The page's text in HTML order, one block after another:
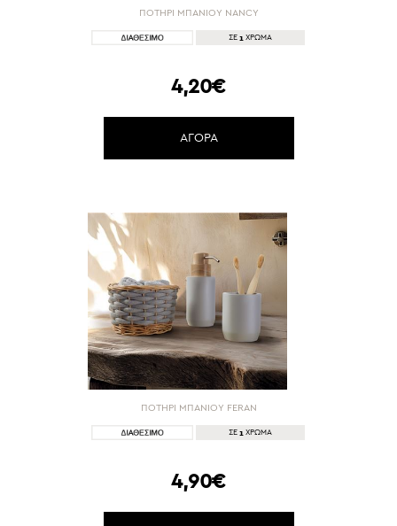
ΠΟΤΗΡΙ ΜΠΑΝΙΟΥ NANCY
ΣΕ 1 ΧΡΩΜΑ
4,20€
ΑΓΟΡΑ
ΠΟΤΗΡΙ ΜΠΑΝΙΟΥ FERAN
ΣΕ 1 ΧΡΩΜΑ
4,90€